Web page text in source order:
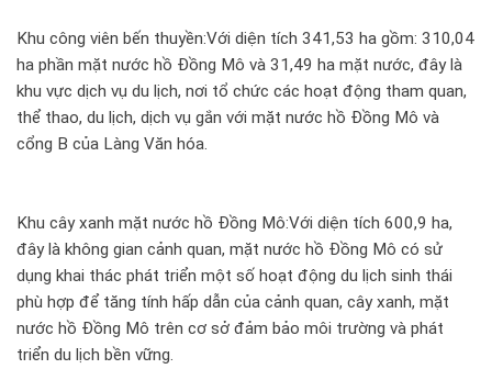
Khu công viên bến thuyền:Với diện tích 341,53 ha gồm: 310,04
ha phần mặt nước hồ Đồng Mô và 31,49 ha mặt nước, đây là
khu vực dịch vụ du lịch, nơi tổ chức các hoạt động tham quan,
thể thao, du lịch, dịch vụ gắn với mặt nước hồ Đồng Mô và
cổng B của Làng Văn hóa.
Khu cây xanh mặt nước hồ Đồng Mô:Với diện tích 600,9 ha,
đây là không gian cảnh quan, mặt nước hồ Đồng Mô có sử
dụng khai thác phát triển một số hoạt động du lịch sinh thái
phù hợp để tăng tính hấp dẫn của cảnh quan, cây xanh, mặt
nước hồ Đồng Mô trên cơ sở đảm bảo môi trường và phát
triển du lịch bền vững.